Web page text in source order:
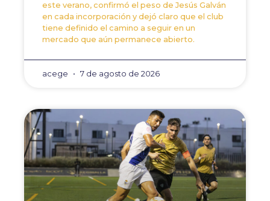
este verano, confirmó el peso de Jesús Galván
en cada incorporación y dejó claro que el club
tiene definido el camino a seguir en un
mercado que aún permanece abierto.
acege 7 de agosto de 2026